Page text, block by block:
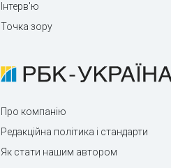
Інтерв'ю
Точка зору
Про компанію
Редакційна політика і стандарти
Як стати нашим автором